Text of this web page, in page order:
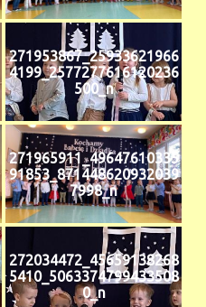
271953867_25933621966
4199_2577277616120236
500_n
271965911_49647610335
91853_871448620932039
7998_n
272034472_45659138268
5410_5063374799433508
0_n